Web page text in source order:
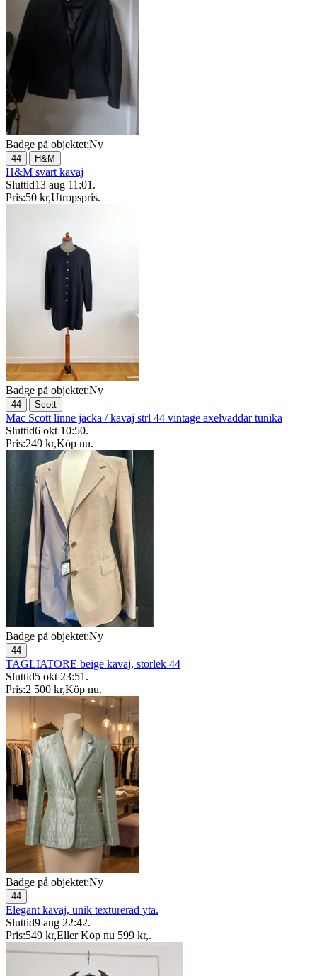
Badge på objektet:Ny
44 | H&M
H&M svart kavaj
Sluttid13 aug 11:01 .
Pris:50 kr,Utropspris.
Badge på objektet:Ny
44 | Scott
Mac Scott linne jacka / kavaj strl 44 vintage axelvaddar tunika
Sluttid6 okt 10:50.
Pris:249 kr,Köp nu.
Badge på objektet:Ny
44
TAGLIATORE beige kavaj, storlek 44
Sluttid5 okt 23:51 .
Pris:2 500 kr,Köp nu.
Badge på objektet:Ny
44
Elegant kavaj, unik texturerad yta.
Sluttid9 aug 22:42.
Pris:549 kr,Eller Köp nu 599 kr,.